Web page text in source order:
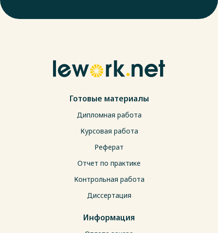
Готовые материалы
Дипломная работа
Курсовая работа
Реферат
Отчет по практике
Контрольная работа
Диссертация
Информация